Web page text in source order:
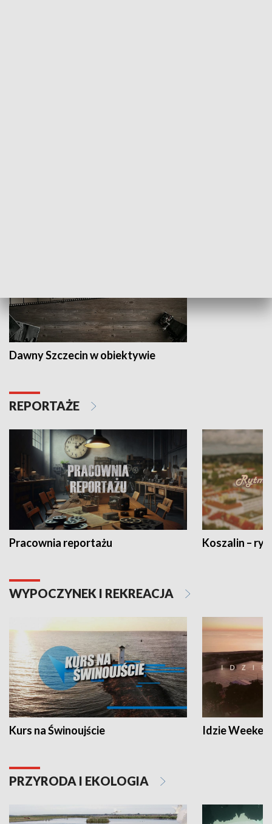
Dawny Szczecin w obiektywie
REPORTAŻE
Pracownia reportażu Koszalin –
WYPOCZYNEK I REKREACJA
Kurs na Świnoujście Idzie
PRZYRODA I EKOLOGIA